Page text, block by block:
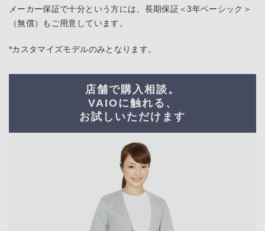
メーカー保証で十分という方には、長期保証＜3年ベーシック＞
（無償）もご用意しています。
*カスタマイズモデルのみとなります。
店舗で購入相談。
VAIOに触れる、
お試しいただけます